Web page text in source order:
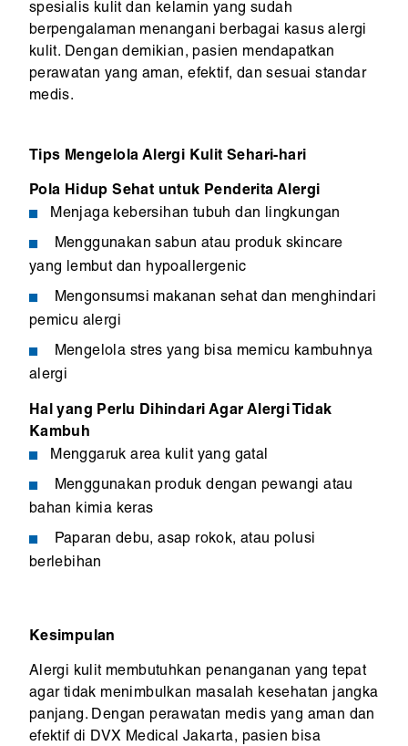
spesialis kulit dan kelamin yang sudah
berpengalaman menangani berbagai kasus alergi
kulit. Dengan demikian, pasien mendapatkan
perawatan yang aman, efektif, dan sesuai standar
medis.
Tips Mengelola Alergi Kulit Sehari-hari
Pola Hidup Sehat untuk Penderita Alergi
Menjaga kebersihan tubuh dan lingkungan
Menggunakan sabun atau produk skincare
yang lembut dan hypoallergenic
Mengonsumsi makanan sehat dan menghindari
pemicu alergi
Mengelola stres yang bisa memicu kambuhnya
alergi
Hal yang Perlu Dihindari Agar Alergi Tidak
Kambuh
Menggaruk area kulit yang gatal
Menggunakan produk dengan pewangi atau
bahan kimia keras
Paparan debu, asap rokok, atau polusi
berlebihan
Kesimpulan
Alergi kulit membutuhkan penanganan yang tepat
agar tidak menimbulkan masalah kesehatan jangka
panjang. Dengan perawatan medis yang aman dan
efektif di DVX Medical Jakarta, pasien bisa